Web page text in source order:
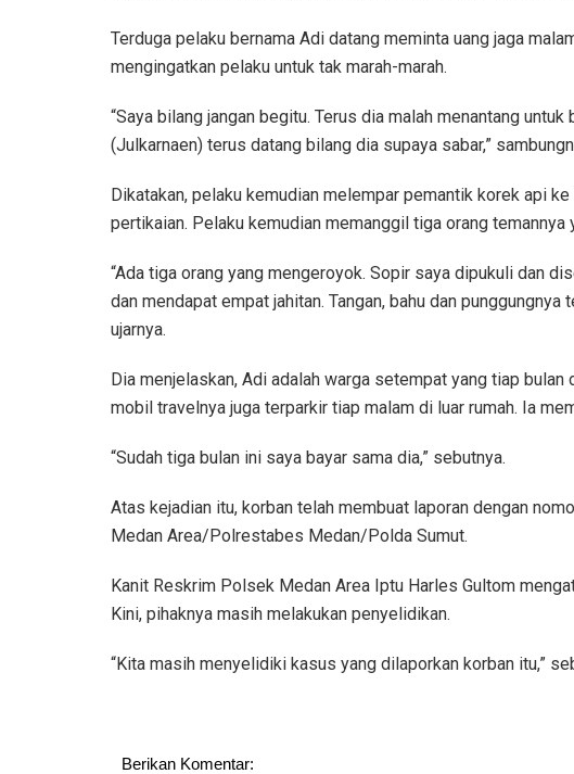
Terduga pelaku bernama Adi datang meminta uang jaga
mengingatkan pelaku untuk tak marah-marah.
“Saya bilang jangan begitu. Terus dia malah menantang
(Julkarnaen) terus datang bilang dia supaya sabar,”
Dikatakan, pelaku kemudian melempar pemantik korek api
pertikaian. Pelaku kemudian memanggil tiga orang temannya
“Ada tiga orang yang mengeroyok. Sopir saya dipukuli dan
dan mendapat empat jahitan. Tangan, bahu dan
ujarnya.
Dia menjelaskan, Adi adalah warga setempat yang tiap bulan
mobil travelnya juga terparkir tiap malam di luar rumah. Ia
“Sudah tiga bulan ini saya bayar sama dia,” sebutnya.
Atas kejadian itu, korban telah membuat laporan dengan
Medan Area/Polrestabes Medan/Polda Sumut.
Kanit Reskrim Polsek Medan Area Iptu Harles Gultom
Kini, pihaknya masih melakukan penyelidikan.
“Kita masih menyelidiki kasus yang dilaporkan korban itu,”
Berikan Komentar: